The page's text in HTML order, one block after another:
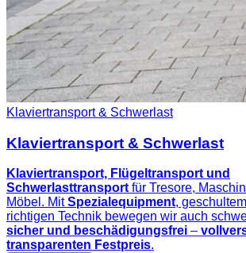
Klaviertransport & Schwerlast
Klaviertransport & Schwerlast
Klaviertransport, Flügeltransport und
Schwerlasttransport für Tresore,
Möbel. MitSpezialequipment,
richtigen Technik bewegen wir auch
sicher und beschädigungsfrei –
transparenten Festpreis.